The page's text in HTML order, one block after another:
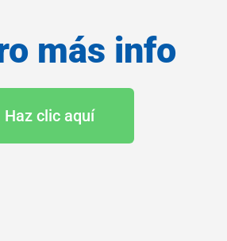
más info
Haz clic aquí